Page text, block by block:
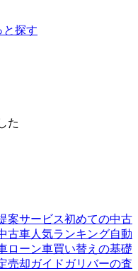
と探す
た
案サービス初めての中古
古車人気ランキング自動
ローン車買い替えの基礎
売却ガイド ガリバーの査